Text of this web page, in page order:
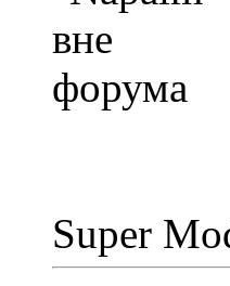
Super